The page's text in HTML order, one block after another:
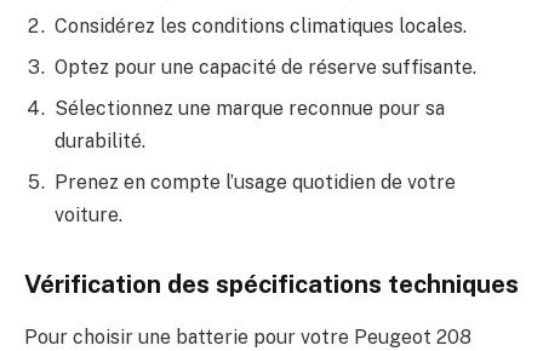
Considérez les conditions climatiques locales.
Optez pour une capacité de réserve suffisante.
Sélectionnez une marque reconnue pour sa
durabilité.
Prenez en compte l’usage quotidien de votre
voiture.
Vérification des spécifications techniques
Pour choisir une batterie pour votre Peugeot 208